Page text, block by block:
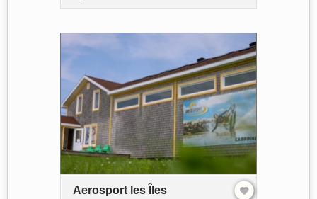
Aerosport les Îles